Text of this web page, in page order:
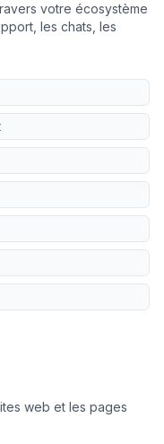
votre écosystème
les chats, les
web et les pages